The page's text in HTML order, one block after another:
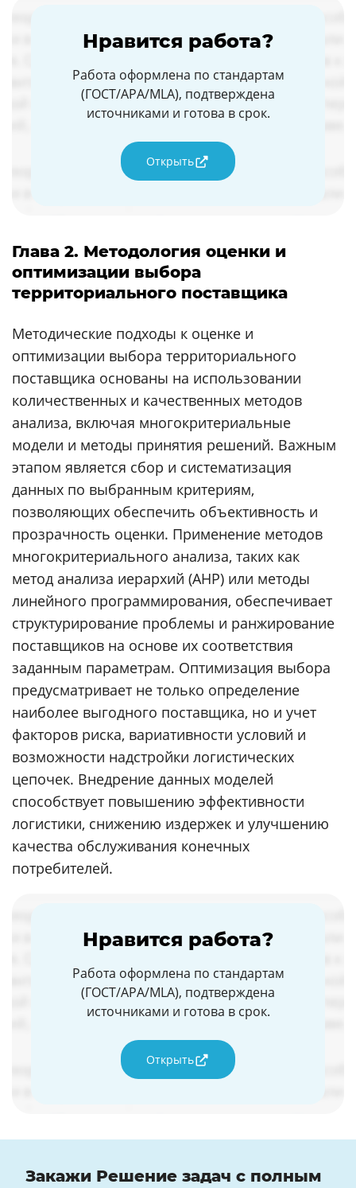
Нравится работа?
Работа оформлена по стандартам
(ГОСТ/APA/MLA), подтверждена
источниками и готова в срок.
Открыть
Глава 2. Методология оценки и
оптимизации выбора
территориального поставщика
Методические подходы к оценке и
оптимизации выбора территориального
поставщика основаны на использовании
количественных и качественных методов
анализа, включая многокритериальные
модели и методы принятия решений. Важным
этапом является сбор и систематизация
данных по выбранным критериям,
позволяющих обеспечить объективность и
прозрачность оценки. Применение методов
многокритериального анализа, таких как
метод анализа иерархий (AHP) или методы
линейного программирования, обеспечивает
структурирование проблемы и ранжирование
поставщиков на основе их соответствия
заданным параметрам. Оптимизация выбора
предусматривает не только определение
наиболее выгодного поставщика, но и учет
факторов риска, вариативности условий и
возможности надстройки логистических
цепочек. Внедрение данных моделей
способствует повышению эффективности
логистики, снижению издержек и улучшению
качества обслуживания конечных
потребителей.
Нравится работа?
Работа оформлена по стандартам
(ГОСТ/APA/MLA), подтверждена
источниками и готова в срок.
Открыть
Закажи Решение задач с полным